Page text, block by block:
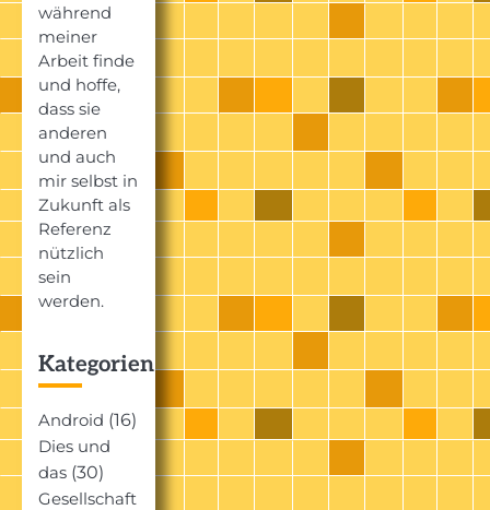
während
meiner
Arbeit finde
und hoffe,
dass sie
anderen
und auch
mir selbst in
Zukunft als
Referenz
nützlich
sein
werden.
Kategorien
Android (16)
Dies und
das (30)
Gesellschaft